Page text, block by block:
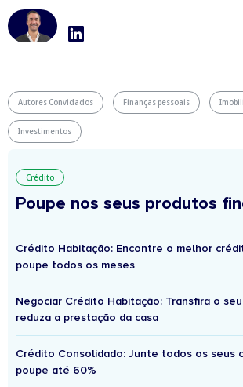
Autores Convidados Finanças pessoais
Investimentos
Crédito
Poupe nos seus produtos
Crédito Habitação: Encontre o melhor
poupe todos os meses
Negociar Crédito Habitação: Transfira o
reduza a prestação da casa
Crédito Consolidado: Junte todos os seus
poupe até 60%